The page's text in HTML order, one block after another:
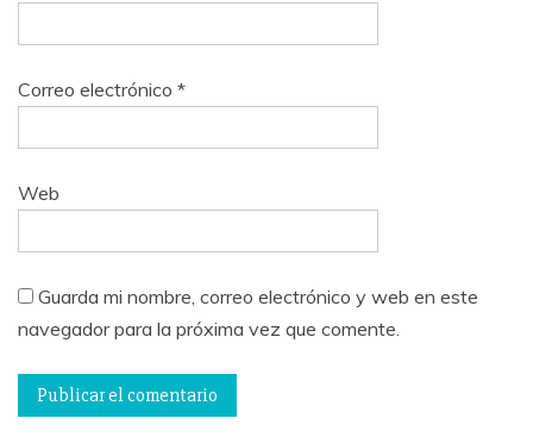
Correo electrónico *
Web
Guarda mi nombre, correo electrónico y web en este
navegador para la próxima vez que comente.